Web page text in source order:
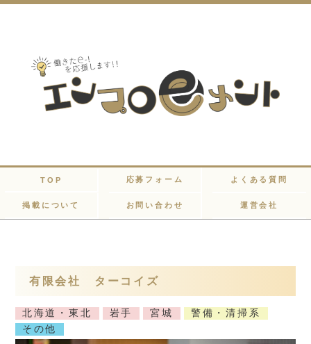
TOP 応募フォーム よくある質問
掲載について お問い合わせ 運営会社
有限会社 ターコイズ
北海道・東北 岩手 宮城
警備・清掃系
その他